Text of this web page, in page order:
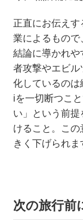
正直にお伝え
業によるもので
結論に導かれや
者攻撃やエビ
化しているの
iを一切断つこ
い」という前
けること。こ
きく下げられま
次の旅行前